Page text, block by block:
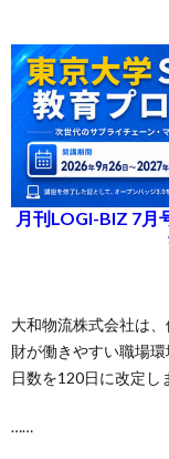
月刊LOGI-BIZ 7月
大和物流株式会社は
財が働きやすい職場
日数を120日に改定し
……